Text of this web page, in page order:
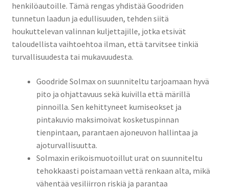
henkilöautoille. Tämä rengas yhdistää Goodriden
tunnetun laadun ja edullisuuden, tehden siitä
houkuttelevan valinnan kuljettajille, jotka etsivät
taloudellista vaihtoehtoa ilman, että tarvitsee tinkiä
turvallisuudesta tai mukavuudesta.
Goodride Solmax on suunniteltu tarjoamaan hyvä
pito ja ohjattavuus sekä kuivilla että märillä
pinnoilla. Sen kehittyneet kumiseokset ja
pintakuvio maksimoivat kosketuspinnan
tienpintaan, parantaen ajoneuvon hallintaa ja
ajoturvallisuutta.
Solmaxin erikoismuotoillut urat on suunniteltu
tehokkaasti poistamaan vettä renkaan alta, mikä
vähentää vesiliirron riskiä ja parantaa